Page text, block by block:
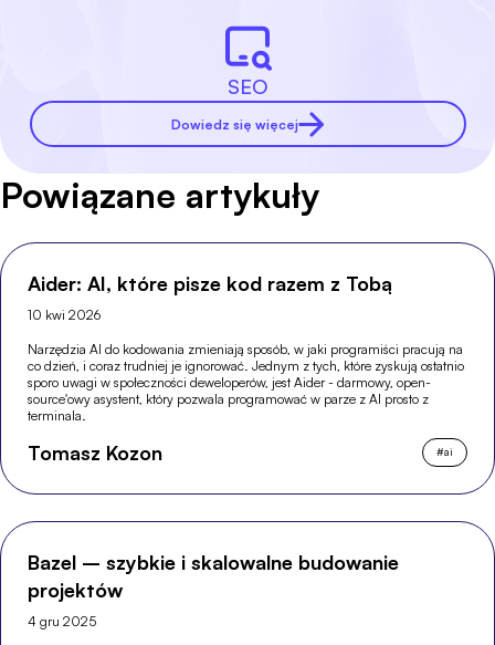
SEO
Dowiedz się więcej
Powiązane artykuły
Aider: AI, które pisze kod razem z Tobą
10 kwi 2026
Narzędzia AI do kodowania zmieniają sposób, w jaki programiści pracują na
co dzień, i coraz trudniej je ignorować. Jednym z tych, które zyskują ostatnio
sporo uwagi w społeczności deweloperów, jest Aider - darmowy, open-
source'owy asystent, który pozwala programować w parze z AI prosto z
terminala.
Tomasz Kozon #ai
Bazel – szybkie i skalowalne budowanie
projektów
4 gru 2025